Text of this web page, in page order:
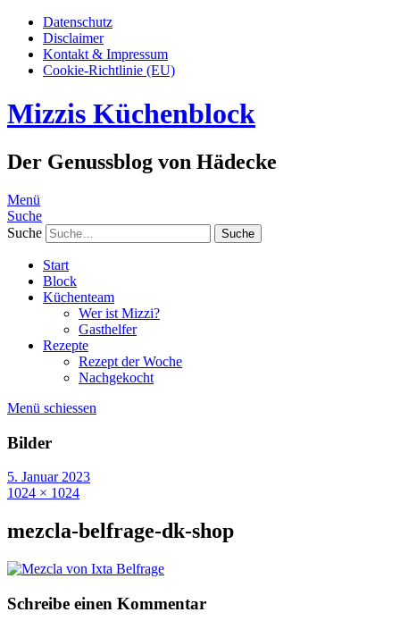
Datenschutz
Disclaimer
Kontakt & Impressum
Cookie-Richtlinie (EU)
Mizzis Küchenblock
Der Genussblog von Hädecke
Menü
Suche
Suche
Start
Block
Küchenteam
Wer ist Mizzi?
Gasthelfer
Rezepte
Rezept der Woche
Nachgekocht
Menü schiessen
Bilder
5. Januar 2023
1024 × 1024
mezcla-belfrage-dk-shop
Schreibe einen Kommentar